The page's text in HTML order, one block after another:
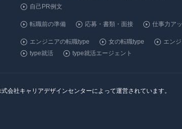
自己PR例文
転職前の準備 応募・書類・面接 仕事力ア
エンジニアの転職type 女の転職type エン
type就活
type就活エージェント
会社キャリアデザインセンターによって運営されています。